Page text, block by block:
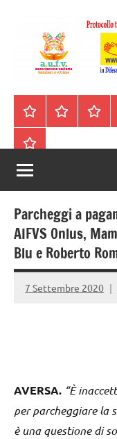
contenuto
A.I.F.V.S.
–
Associazione
Italiana
Familiari
e
Vittime
della
difesa
di
tutte
vittime
della
strada
HomepageSegnalazioni
Nord
Archivio
Parcheggi a
AIFVS Onlus,
Blu e Roberto
7 Settembre 2020
AVERSA. “È
per parcheggiare la
è una questione di